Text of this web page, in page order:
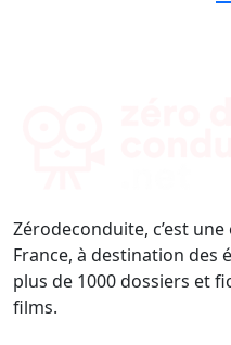
Zérodeconduite, c’est
France, à destination des
plus de 1000 dossiers et
films.